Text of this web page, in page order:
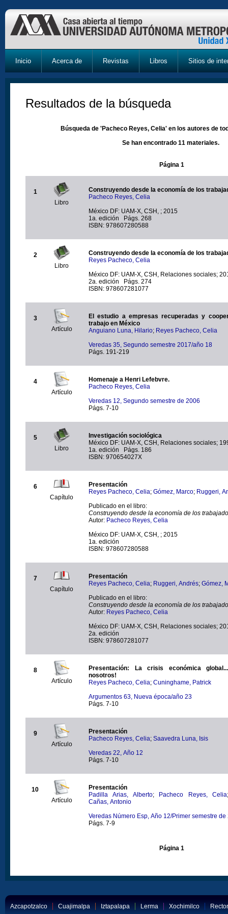
Inicio Acerca de Revistas Libros Sitios de
Resultados de la búsqueda
Búsqueda de 'Pacheco Reyes, Celia' en los autores de
Se han encontrado 11 materiales.
Página 1
1
Libro
Construyendo desde la economía de los
Pacheco Reyes, Celia
México DF: UAM-X, CSH, ; 2015
1a. edición Págs. 268
ISBN: 978607280588
2
Libro
Construyendo desde la economía de los
Reyes Pacheco, Celia
México DF: UAM-X, CSH, Relaciones sociales;
2a. edición Págs. 274
ISBN: 978607281077
3
Artículo
El estudio a empresas recuperadas y
trabajo en México
Anguiano Luna, Hilario; Reyes Pacheco, Celia
Veredas 35, Segundo semestre 2017/año 18
Págs. 191-219
4
Artículo
Homenaje a Henri Lefebvre.
Pacheco Reyes, Celia
Veredas 12, Segundo semestre de 2006
Págs. 7-10
5
Libro
Investigación sociológica
México DF: UAM-X, CSH, Relaciones sociales;
1a. edición Págs. 186
ISBN: 970654027X
6
Capítulo
Presentación
Reyes Pacheco, Celia; Gómez, Marco; Ruggeri,
Publicado en el libro:
Construyendo desde la economía de los
Autor: Pacheco Reyes, Celia
México DF: UAM-X, CSH, ; 2015
1a. edición
ISBN: 978607280588
7
Capítulo
Presentación
Reyes Pacheco, Celia; Ruggeri, Andrés; Gómez,
Publicado en el libro:
Construyendo desde la economía de los
Autor: Reyes Pacheco, Celia
México DF: UAM-X, CSH, Relaciones sociales;
2a. edición
ISBN: 978607281077
8
Artículo
Presentación: La crisis económica
nosotros!
Reyes Pacheco, Celia; Cuninghame, Patrick
Argumentos 63, Nueva época/año 23
Págs. 7-10
9
Artículo
Presentación
Pacheco Reyes, Celia; Saavedra Luna, Isis
Veredas 22, Año 12
Págs. 7-10
10
Artículo
Presentación
Padilla Arias, Alberto; Pacheco Reyes, Celia
Cañas, Antonio
Veredas Número Esp, Año 12/Primer semestre de
Págs. 7-9
Página 1
Azcapotzalco Cuajimalpa Iztapalapa Lerma Xochimilco